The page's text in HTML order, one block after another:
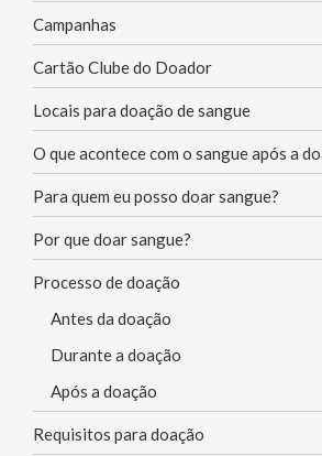
k
Campanhas
Cartão Clube do Doador
Locais para doação de sangue
O que acontece com o sangue após a
Para quem eu posso doar sangue?
Por que doar sangue?
Processo de doação
Antes da doação
Durante a doação
Após a doação
Requisitos para doação